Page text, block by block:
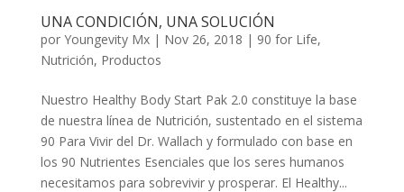
UNA CONDICIÓN, UNA SOLUCIÓN
por Youngevity Mx| Nov 26, 2018 | 90 for Life,
Nutrición, Productos
Nuestro Healthy Body Start Pak 2.0 constituye la base
de nuestra línea de Nutrición, sustentado en el sistema
90 Para Vivir del Dr. Wallach y formulado con base en
los 90 Nutrientes Esenciales que los seres humanos
necesitamos para sobrevivir y prosperar. El Healthy...